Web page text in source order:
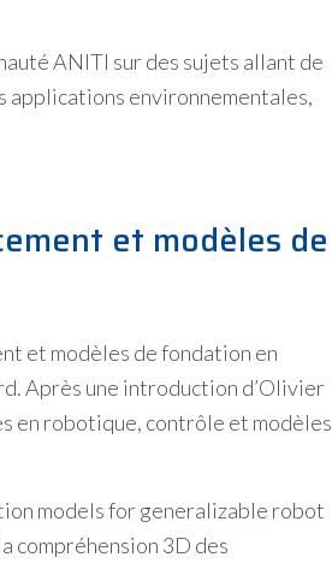
ANITI sur des sujets allant de
applications environnementales,
et modèles de
et modèles de fondation en
Après une introduction d’Olivier
en robotique, contrôle et modèles
models for generalizable robot
compréhension 3D des